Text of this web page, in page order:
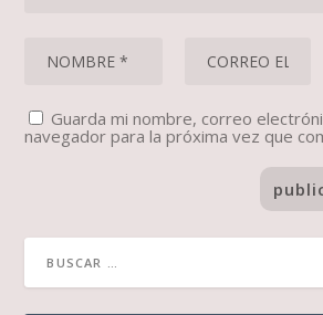
Guarda mi nombre, correo
navegador para la próxima vez que